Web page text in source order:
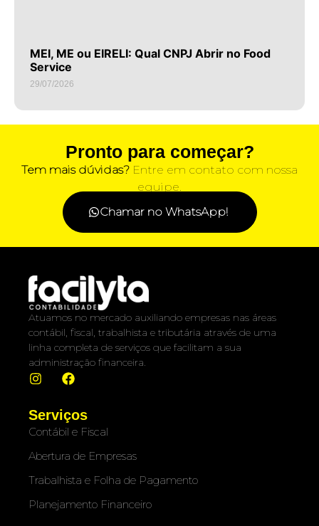
MEI, ME ou EIRELI: Qual CNPJ Abrir no Food
Service
29/07/2026
Pronto para começar?
Tem mais dúvidas? Entre em contato com nossa
equipe.
Chamar no WhatsApp!
Atuamos no mercado auxiliando empresas nas áreas
contábil, fiscal, trabalhista e tributária através de uma
linha completa de serviços que facilitam a sua
administração financeira.
Serviços
Contábil e Fiscal
Abertura de Empresas
Trabalhista e Folha de Pagamento
Planejamento Financeiro